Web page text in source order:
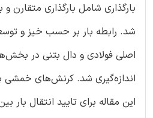
بارگذاری شامل بارگذاری متقارن و
شد. رابطه بار بر حسب خیز و
اصلی فولادی و دال بتنی در
اندازه‌گیری شد. کرنش‌های خمشی
این مقاله برای تایید انتقال بار